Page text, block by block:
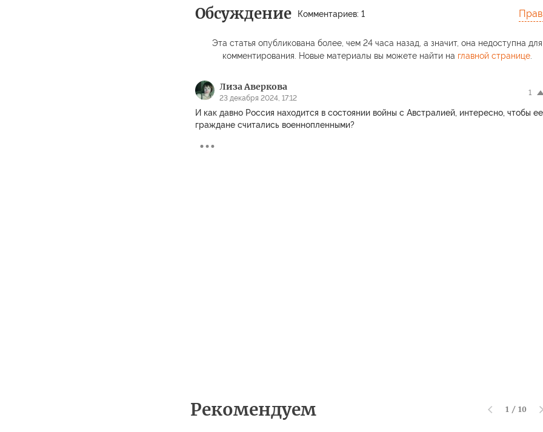
Обсуждение Комментариев: 1
Эта статья опубликована более, чем 24 часа назад, а значит, она недоступна для
комментирования. Новые материалы вы можете найти на главной странице.
Лиза Аверкова
23 декабря 2024, 17:12
1
И как давно Россия находится в состоянии войны с Австралией, интересно, чтобы ее
граждане считались военнопленными?
Рекомендуем 1 / 10